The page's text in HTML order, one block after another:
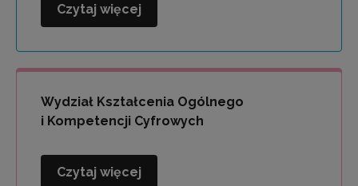
Wydział
Zdrowia,
Profilaktyki
Wychowania
Czytaj więcej
Wydział Kształcenia Ogólnego
i Kompetencji Cyfrowych
Wydział
Czytaj więcej